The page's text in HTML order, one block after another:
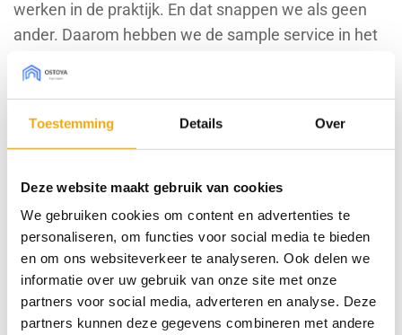
Toestemming Details Over
Deze website maakt gebruik van cookies
We gebruiken cookies om content en advertenties te
personaliseren, om functies voor social media te bieden
en om ons websiteverkeer te analyseren. Ook delen we
informatie over uw gebruik van onze site met onze
partners voor social media, adverteren en analyse. Deze
partners kunnen deze gegevens combineren met andere
werken in de praktijk. En dat snappen we als geen
ander. Daarom hebben we de sample service in het
projecten als voor complete keukenrenovaties. Kies
mogelijk naar je op.
Onze samples zijn in een formaat van 34 x 23 cm. Je
kunt de samples altijd gratis aan ons retourneren en
wanneer ze onbeschadigd bij ons terug komen krijg
je het aankoopbedrag terug.
6 op voorraad